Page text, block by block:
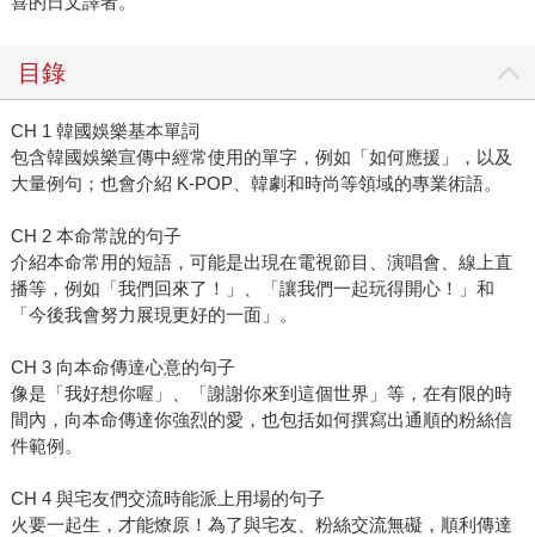
目錄
CH 1 韓國娛樂基本單詞
包含韓國娛樂宣傳中經常使用的單字，例如「如何應援」，以及
大量例句；也會介紹 K-POP、韓劇和時尚等領域的專業術語。
CH 2 本命常說的句子
介紹本命常用的短語，可能是出現在電視節目、演唱會、線上直
播等，例如「我們回來了！」、「讓我們一起玩得開心！」和
「今後我會努力展現更好的一面」。
CH 3 向本命傳達心意的句子
像是「我好想你喔」、「謝謝你來到這個世界」等，在有限的時
間內，向本命傳達你強烈的愛，也包括如何撰寫出通順的粉絲信
件範例。
CH 4 與宅友們交流時能派上用場的句子
火要一起生，才能燎原！為了與宅友、粉絲交流無礙，順利傳達